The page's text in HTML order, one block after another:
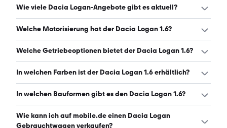
Ein guter Preis für einen Dacia Logan 1.6 liegt zwischen
Wie viele Dacia Logan-Angebote gibt es aktuell?
Es gibt insgesamt 101 Dacia Logan bei mobile.de, davon
Welche Motorisierung hat der Dacia Logan 1.6?
Der Dacia Logan 1.6 hat Leistungen zwischen 73 und 105
Welche Getriebeoptionen bietet der Dacia Logan 1.6?
Der Dacia Logan 1.6 ist mit manuellem und
In welchen Farben ist der Dacia Logan 1.6 erhältlich?
Den Dacia Logan 1.6 gibt es in folgenden Farben: blau,
Farbe ist blau. (Stand: 9.8.2026)
In welchen Bauformen gibt es den Dacia Logan 1.6?
Den Dacia Logan 1.6 gibt es in folgenden Bauformen:
Kombi. (Stand: 9.8.2026)
Wie kann ich auf mobile.de einen Dacia Logan
Gebrauchtwagen verkaufen?